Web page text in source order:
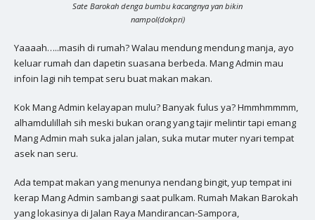
Sate Barokah denga bumbu kacangnya yan bikin
nampol(dokpri)
Yaaaah…..masih di rumah? Walau mendung mendung manja, ayo
keluar rumah dan dapetin suasana berbeda. Mang Admin mau
infoin lagi nih tempat seru buat makan makan.
Kok Mang Admin kelayapan mulu? Banyak fulus ya? Hmmhmmmm,
alhamdulillah sih meski bukan orang yang tajir melintir tapi emang
Mang Admin mah suka jalan jalan, suka mutar muter nyari tempat
asek nan seru.
Ada tempat makan yang menunya nendang bingit, yup tempat ini
kerap Mang Admin sambangi saat pulkam. Rumah Makan Barokah
yang lokasinya di Jalan Raya Mandirancan-Sampora,